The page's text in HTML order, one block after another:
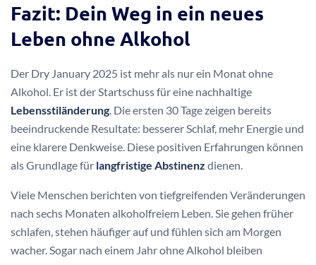
Fazit: Dein Weg in ein neues
Leben ohne Alkohol
Der Dry January 2025 ist mehr als nur ein Monat ohne
Alkohol. Er ist der Startschuss für eine nachhaltige
Lebensstiländerung. Die ersten 30 Tage zeigen bereits
beeindruckende Resultate: besserer Schlaf, mehr Energie und
eine klarere Denkweise. Diese positiven Erfahrungen können
als Grundlage für langfristige Abstinenz dienen.
Viele Menschen berichten von tiefgreifenden Veränderungen
nach sechs Monaten alkoholfreiem Leben. Sie gehen früher
schlafen, stehen häufiger auf und fühlen sich am Morgen
wacher. Sogar nach einem Jahr ohne Alkohol bleiben